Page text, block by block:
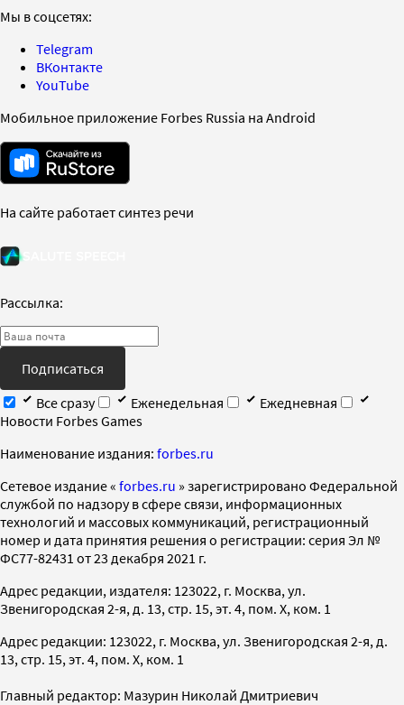
Мы в соцсетях:
Telegram
ВКонтакте
YouTube
Мобильное приложение Forbes Russia на Android
На сайте работает синтез речи
Рассылка:
Подписаться
Все сразу
Еженедельная
Ежедневная
Новости Forbes Games
Наименование издания: forbes.ru
Cетевое издание « forbes.ru » зарегистрировано Федеральной
службой по надзору в сфере связи, информационных
технологий и массовых коммуникаций, регистрационный
номер и дата принятия решения о регистрации: серия Эл №
ФС77-82431 от 23 декабря 2021 г.
Адрес редакции, издателя: 123022, г. Москва, ул.
Звенигородская 2-я, д. 13, стр. 15, эт. 4, пом. X, ком. 1
Адрес редакции: 123022, г. Москва, ул. Звенигородская 2-я, д.
13, стр. 15, эт. 4, пом. X, ком. 1
Главный редактор: Мазурин Николай Дмитриевич